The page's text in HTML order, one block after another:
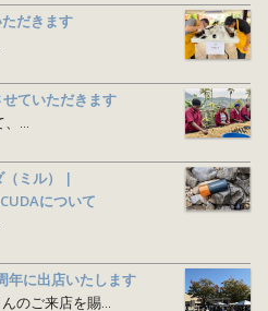
だきます
ていただきます
...
（ミル） |
について
年に出店いたします
のご来店を賜...